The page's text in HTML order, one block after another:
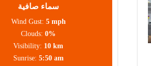
سماء صافية
Wind Gust: 5 mph
Clouds: 0%
Visibility: 10 km
Sunrise: 5:50 am